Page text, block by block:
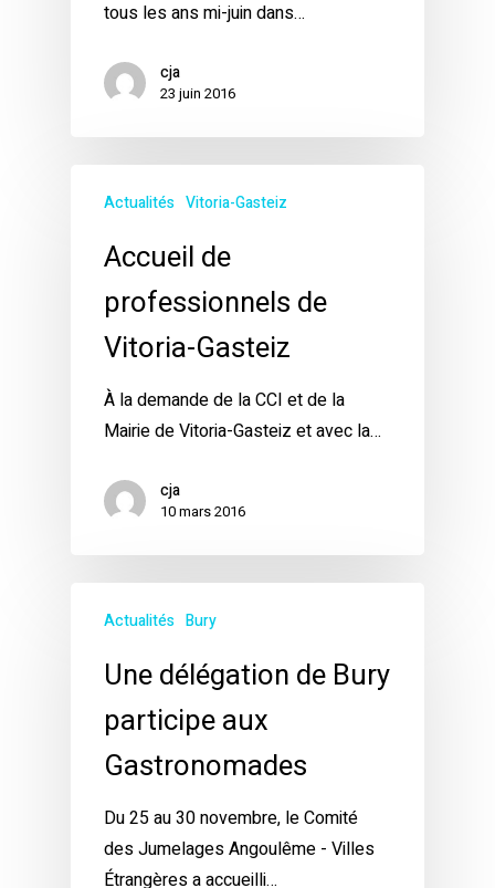
tous les ans mi-juin dans…
cja
23 juin 2016
Actualités Vitoria-Gasteiz
Accueil de
professionnels de
Vitoria-Gasteiz
À la demande de la CCI et de la
Mairie de Vitoria-Gasteiz et avec la…
cja
10 mars 2016
Actualités Bury
Une délégation de Bury
participe aux
Gastronomades
Du 25 au 30 novembre, le Comité
des Jumelages Angoulême - Villes
Étrangères a accueilli…